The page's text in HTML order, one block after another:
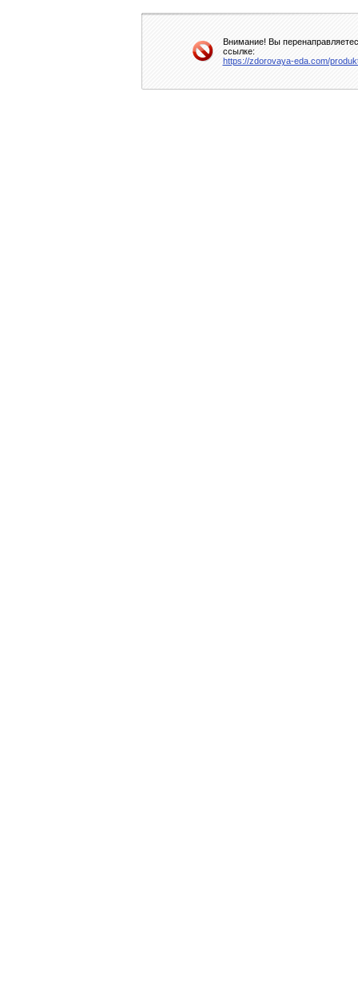
Внимание! Вы
ссылке:
https://zdorovaya-eda.com/